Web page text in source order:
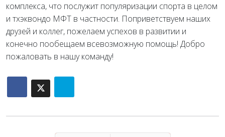
комплекса, что послужит популяризации спорта в целом
и тхэквондо МФТ в частности. Поприветствуем наших
друзей и коллег, пожелаем успехов в развитии и
конечно пообещаем всевозможную помощь! Добро
пожаловать в нашу команду!